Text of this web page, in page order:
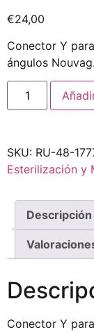
€24,00
Conector Y
ángulos
SKU: RU-48-
Esterilización y
Descripción
Conector Y